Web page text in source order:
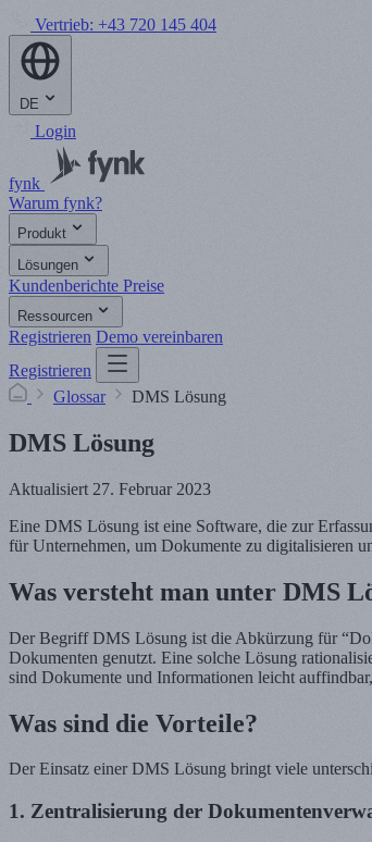
Vertrieb: +43 720 145 404
DE
Login
fynk
Warum fynk?
Produkt
Lösungen
Kundenberichte Preise
Ressourcen
Registrieren Demo vereinbaren
Registrieren
Glossar
DMS Lösung
DMS Lösung
Aktualisiert 27. Februar 2023
Eine DMS Lösung ist eine Software, die zur
für Unternehmen, um Dokumente zu digitalisieren
Was versteht man unter DMS
Der Begriff DMS Lösung ist die Abkürzung für
Dokumenten genutzt. Eine solche Lösung
sind Dokumente und Informationen leicht
Was sind die Vorteile?
Der Einsatz einer DMS Lösung bringt viele
1. Zentralisierung der